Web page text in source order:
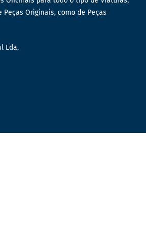
Originais, como de Peças
Lda.